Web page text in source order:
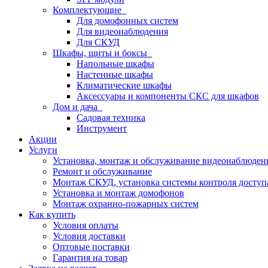
Комплектующие
Для домофонных систем
Для видеонаблюдения
Для СКУД
Шкафы, щиты и боксы
Напольные шкафы
Настенные шкафы
Климатические шкафы
Аксессуары и компоненты СКС для шкафов
Дом и дача
Садовая техника
Инструмент
Акции
Услуги
Установка, монтаж и обслуживание
Ремонт и обслуживание
Монтаж СКУД, установка системы контроля
Установка и монтаж домофонов
Монтаж охранно-пожарных систем
Как купить
Условия оплаты
Условия доставки
Оптовые поставки
Гарантия на товар